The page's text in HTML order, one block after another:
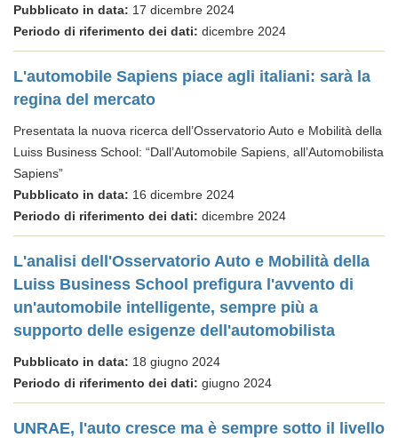
Pubblicato in data: 17 dicembre 2024
Periodo di riferimento dei dati: dicembre 2024
L'automobile Sapiens piace agli italiani: sarà la
regina del mercato
Presentata la nuova ricerca dell’Osservatorio Auto e Mobilità della
Luiss Business School: “Dall’Automobile Sapiens, all’Automobilista
Sapiens”
Pubblicato in data: 16 dicembre 2024
Periodo di riferimento dei dati: dicembre 2024
L'analisi dell'Osservatorio Auto e Mobilità della
Luiss Business School prefigura l'avvento di
un'automobile intelligente, sempre più a
supporto delle esigenze dell'automobilista
Pubblicato in data: 18 giugno 2024
Periodo di riferimento dei dati: giugno 2024
UNRAE, l'auto cresce ma è sempre sotto il livello